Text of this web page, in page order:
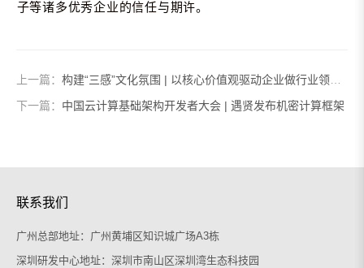
子等诸多优秀企业的信任与期许。
上一篇： 构建“三感”文化氛围 | 以核心价值观驱动企业做行业领跑者
下一篇： 中国云计算基础架构开发者大会 | 遇贤发布机密计算框架
联系我们
广州总部地址： 广州黄埔区知识城广场A3栋
深圳研发中心地址： 深圳市南山区深圳湾生态科技园